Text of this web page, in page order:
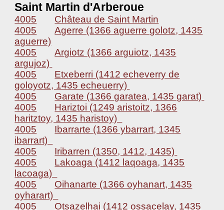
Saint Martin d'Arberoue
4005
Château de Saint Martin
4005
Agerre (1366 aguerre golotz, 1435
aguerre)
4005
Argiotz (1366 arguiotz, 1435
argujoz)
4005
Etxeberri (1412 echeverry de
goloyotz, 1435 echeuerry)
4005
Garate (1366 garatea, 1435 garat)
4005
Hariztoi (1249 aristoitz, 1366
haritztoy, 1435 haristoy)
4005
Ibarrarte (1366 ybarrart, 1345
ibarrart)
4005
Iribarren (1350, 1412, 1435)
4005
Lakoaga (1412 laqoaga, 1435
lacoaga)
4005
Oihanarte (1366 oyhanart, 1435
oyharart)
4005
Otsazelhai (1412 ossacelay, 1435